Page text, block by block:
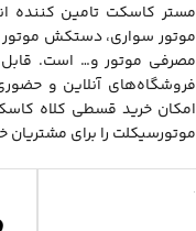
مستر کاسکت تامین کننده
موتور سواری، دستکش موتور
مصرفی موتور و… است.
فروشگاه‌های آنلاین و
امکان خرید قسطی کلاه
موتورسیکلت را برای